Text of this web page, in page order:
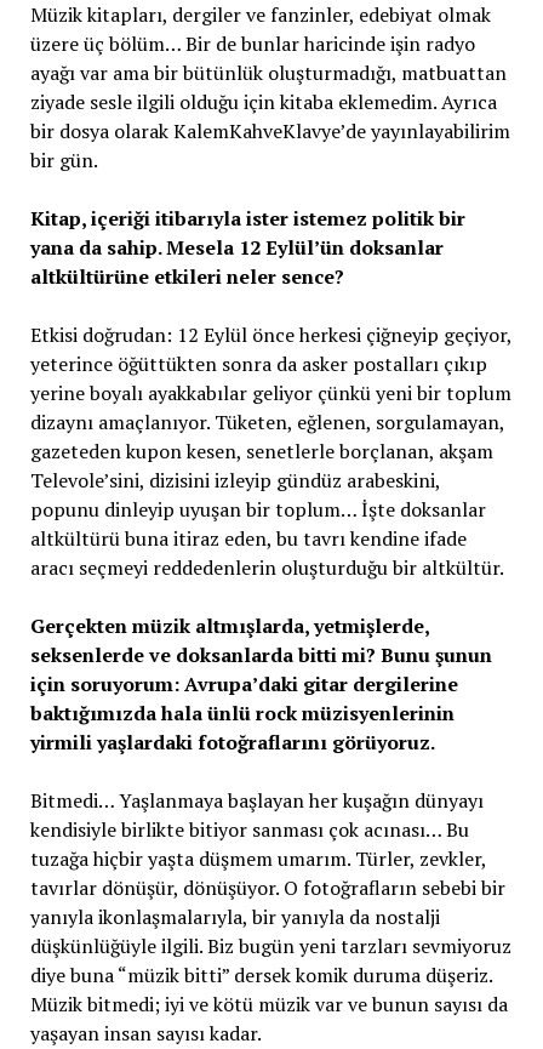
Müzik kitapları, dergiler ve fanzinler, edebiyat olmak
üzere üç bölüm… Bir de bunlar haricinde işin radyo
ayağı var ama bir bütünlük oluşturmadığı, matbuattan
ziyade sesle ilgili olduğu için kitaba eklemedim. Ayrıca
bir dosya olarak KalemKahveKlavye’de yayınlayabilirim
bir gün.
Kitap, içeriği itibarıyla ister istemez politik bir
yana da sahip. Mesela 12 Eylül’ün doksanlar
altkültürüne etkileri neler sence?
Etkisi doğrudan: 12 Eylül önce herkesi çiğneyip geçiyor,
yeterince öğüttükten sonra da asker postalları çıkıp
yerine boyalı ayakkabılar geliyor çünkü yeni bir toplum
dizaynı amaçlanıyor. Tüketen, eğlenen, sorgulamayan,
gazeteden kupon kesen, senetlerle borçlanan, akşam
Televole’sini, dizisini izleyip gündüz arabeskini,
popunu dinleyip uyuşan bir toplum… İşte doksanlar
altkültürü buna itiraz eden, bu tavrı kendine ifade
aracı seçmeyi reddedenlerin oluşturduğu bir altkültür.
Gerçekten müzik altmışlarda, yetmişlerde,
seksenlerde ve doksanlarda bitti mi? Bunu şunun
için soruyorum: Avrupa’daki gitar dergilerine
baktığımızda hala ünlü rock müzisyenlerinin
yirmili yaşlardaki fotoğraflarını görüyoruz.
Bitmedi… Yaşlanmaya başlayan her kuşağın dünyayı
kendisiyle birlikte bitiyor sanması çok acınası… Bu
tuzağa hiçbir yaşta düşmem umarım. Türler, zevkler,
tavırlar dönüşür, dönüşüyor. O fotoğrafların sebebi bir
yanıyla ikonlaşmalarıyla, bir yanıyla da nostalji
düşkünlüğüyle ilgili. Biz bugün yeni tarzları sevmiyoruz
diye buna “müzik bitti” dersek komik duruma düşeriz.
Müzik bitmedi; iyi ve kötü müzik var ve bunun sayısı da
yaşayan insan sayısı kadar.